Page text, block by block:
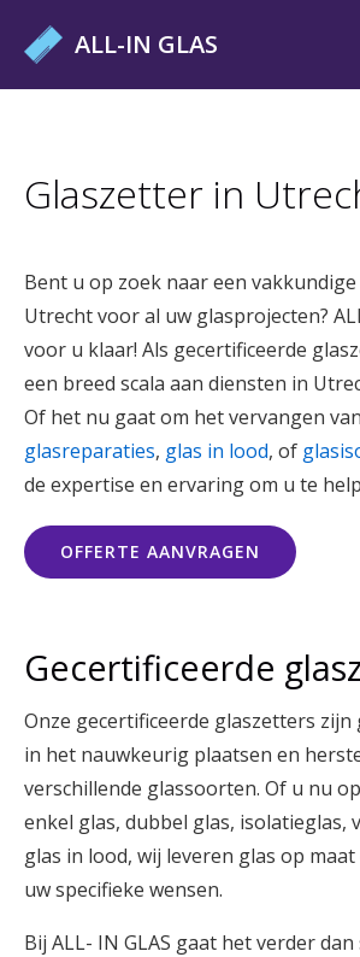
ALL-IN GLAS
Glaszetter in
Bent u op zoek naar een
Utrecht voor al uw glasprojecten?
voor u klaar! Als gecertificeerde
een breed scala aan diensten in
Of het nu gaat om het vervangen
glasreparaties, glas in lood, of
de expertise en ervaring om u te
OFFERTE AANVRAGEN
Gecertificeerde
Onze gecertificeerde glaszetters zijn
in het nauwkeurig plaatsen en
verschillende glassoorten. Of u nu
enkel glas, dubbel glas, isolatieglas,
glas in lood, wij leveren glas op
uw specifieke wensen.
Bij ALL- IN GLAS gaat het verder